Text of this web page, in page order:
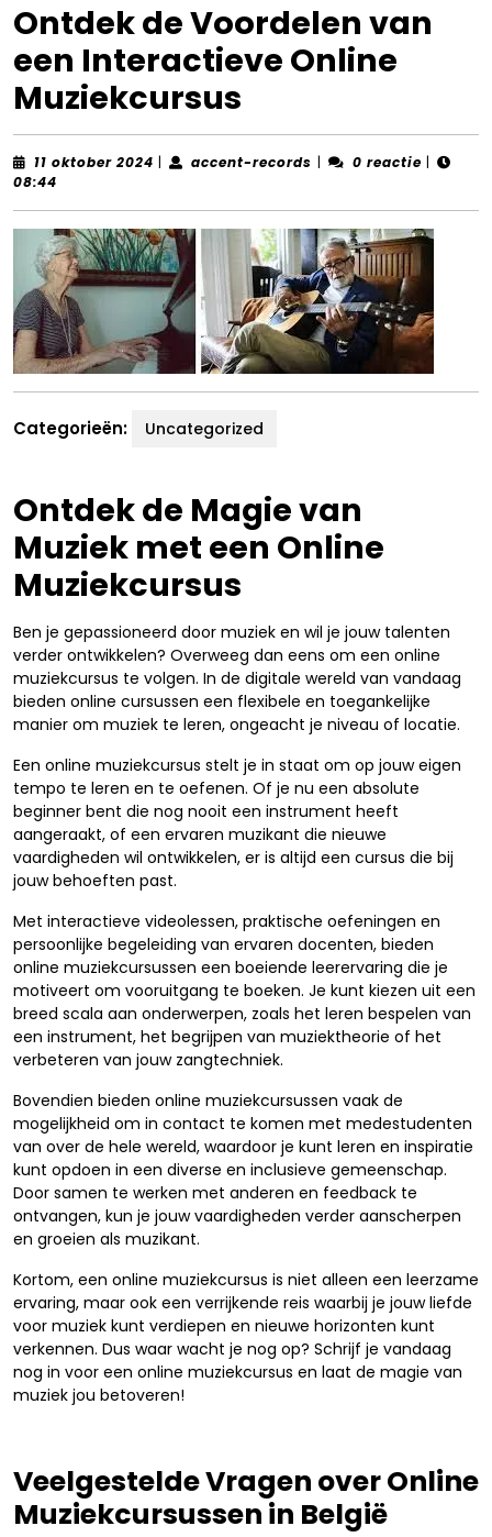
Ontdek de Voordelen van
een Interactieve Online
Muziekcursus
11 oktober 2024 11| accent-records accent-
| 0 reactie |
08:44
Categorieën: Uncategorized
Ontdek de Magie van
Muziek met een Online
Muziekcursus
Ben je gepassioneerd door muziek en wil je jouw talenten
verder ontwikkelen? Overweeg dan eens om een online
muziekcursus te volgen. In de digitale wereld van vandaag
bieden online cursussen een flexibele en toegankelijke
manier om muziek te leren, ongeacht je niveau of locatie.
Een online muziekcursus stelt je in staat om op jouw eigen
tempo te leren en te oefenen. Of je nu een absolute
beginner bent die nog nooit een instrument heeft
aangeraakt, of een ervaren muzikant die nieuwe
vaardigheden wil ontwikkelen, er is altijd een cursus die bij
jouw behoeften past.
Met interactieve videolessen, praktische oefeningen en
persoonlijke begeleiding van ervaren docenten, bieden
online muziekcursussen een boeiende leerervaring die je
motiveert om vooruitgang te boeken. Je kunt kiezen uit een
breed scala aan onderwerpen, zoals het leren bespelen van
een instrument, het begrijpen van muziektheorie of het
verbeteren van jouw zangtechniek.
Bovendien bieden online muziekcursussen vaak de
mogelijkheid om in contact te komen met medestudenten
van over de hele wereld, waardoor je kunt leren en inspiratie
kunt opdoen in een diverse en inclusieve gemeenschap.
Door samen te werken met anderen en feedback te
ontvangen, kun je jouw vaardigheden verder aanscherpen
en groeien als muzikant.
Kortom, een online muziekcursus is niet alleen een leerzame
ervaring, maar ook een verrijkende reis waarbij je jouw liefde
voor muziek kunt verdiepen en nieuwe horizonten kunt
verkennen. Dus waar wacht je nog op? Schrijf je vandaag
nog in voor een online muziekcursus en laat de magie van
muziek jou betoveren!
Veelgestelde Vragen over Online
Muziekcursussen in België